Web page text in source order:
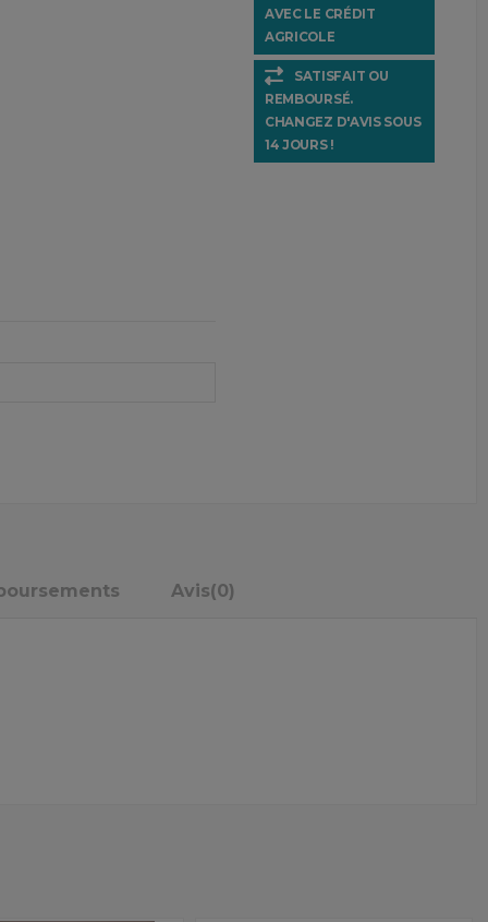
AVEC LE CRÉDIT
AGRICOLE
SATISFAIT OU
REMBOURSÉ.
CHANGEZ D'AVIS SOUS
14 JOURS !
Avis(0)